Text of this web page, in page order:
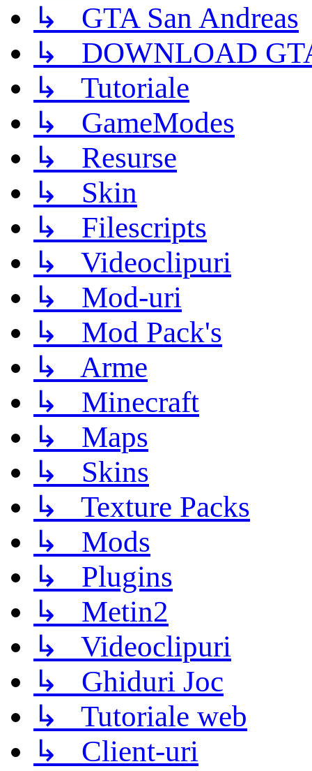
↳ GTA San Andreas
↳ DOWNLOAD
↳ Tutoriale
↳ GameModes
↳ Resurse
↳ Skin
↳ Filescripts
↳ Videoclipuri
↳ Mod-uri
↳ Mod Pack's
↳ Arme
↳ Minecraft
↳ Maps
↳ Skins
↳ Texture Packs
↳ Mods
↳ Plugins
↳ Metin2
↳ Videoclipuri
↳ Ghiduri Joc
↳ Tutoriale web
↳ Client-uri